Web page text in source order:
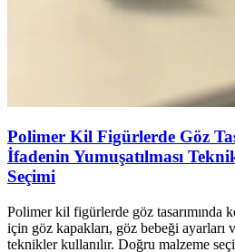
Polimer Kil Figürlerde Göz
İfadenin Yumuşatılması
Seçimi
Polimer kil figürlerde göz tasarımında
için göz kapakları, göz bebeği ayarları
teknikler kullanılır. Doğru malzeme